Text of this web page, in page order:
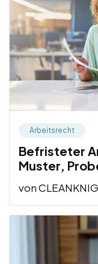
Arbeitsrecht
Befristeter
Muster,
von